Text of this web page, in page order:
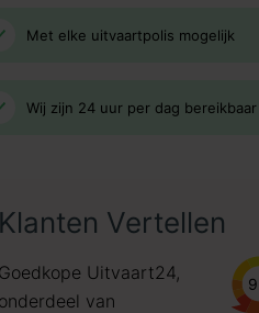
Met elke uitvaartpolis mogelijk
Wij zijn 24 uur per dag bereikbaar
Vertellen
Uitvaart24,
van